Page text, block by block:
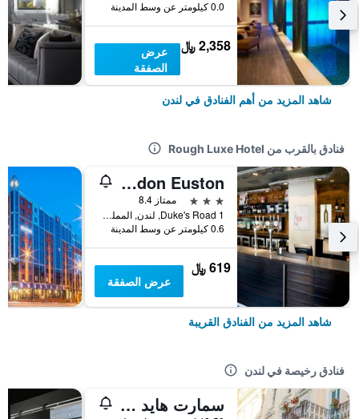
0.0 كيلومتر عن وسط المدينة
2,358 ﷼
عرض
الصفقة
شاهد المزيد من أهم الفنادق في لندن
فنادق بالقرب من Rough Luxe Hotel
Premier Inn London Euston
3 نجوم
ممتاز 8.4
1 Duke's Road, لندن, المملكة المتحدة
0.6 كيلومتر عن وسط المدينة
619 ﷼
عرض الصفقة
شاهد المزيد من الفنادق القريبة
فنادق رخيصة في لندن
سمارت هايد بارك إن هوستل